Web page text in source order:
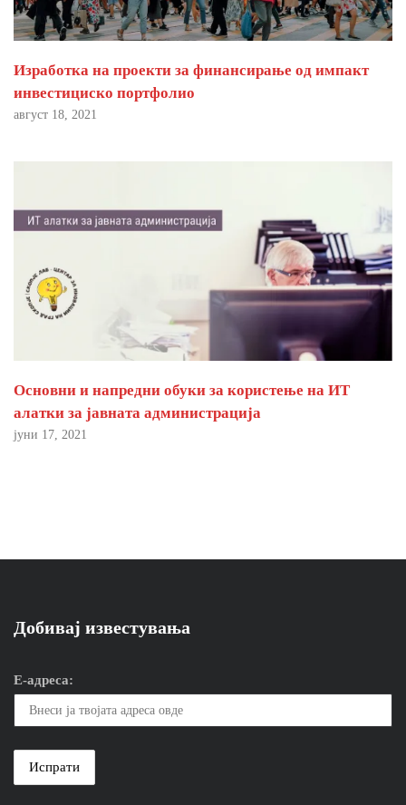
Изработка на проекти за финансирање од импакт
инвестициско портфолио
август 18, 2021
Основни и напредни обуки за користење на ИТ
алатки за јавната администрација
јуни 17, 2021
Добивај известувања
Е-адреса: